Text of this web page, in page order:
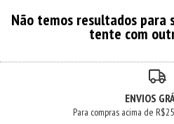
Não temos resultados para
tente com
ENVIOS
Para compras acima de